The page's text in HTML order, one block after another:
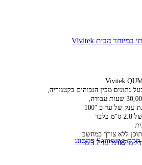
נתונים מבין הגבוהים בקטגוריה,
ענק של עד כ "100
ללא צורך במחשב .
3.7 מ'.